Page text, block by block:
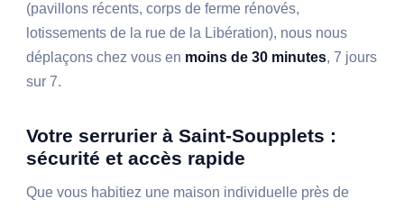
(pavillons récents, corps de ferme rénovés,
lotissements de la rue de la Libération), nous nous
déplaçons chez vous en moins de 30 minutes, 7 jours
sur 7.
Votre serrurier à Saint-Soupplets :
sécurité et accès rapide
Que vous habitiez une maison individuelle près de